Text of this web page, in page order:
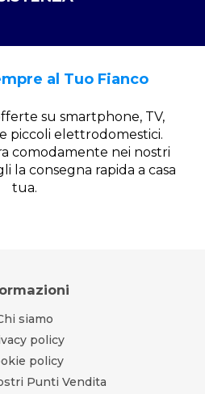
al Tuo Fianco
su smartphone, TV,
piccoli elettrodomestici.
comodamente nei nostri
la consegna rapida a casa
tua.
siamo
policy
policy
Punti Vendita